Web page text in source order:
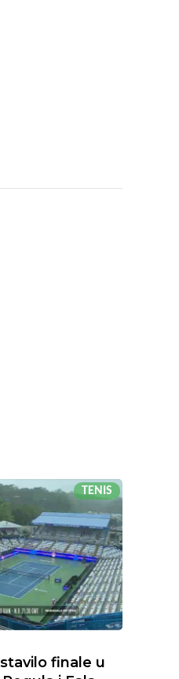
TENIS
finale u